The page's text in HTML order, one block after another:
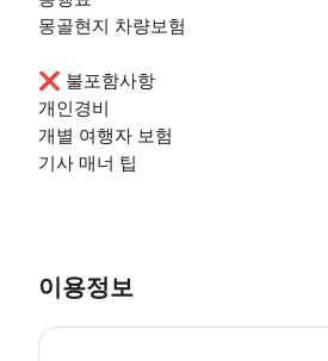
몽골현지 차량보험
❌ 불포함사항
개인경비
개별 여행자 보험
기사 매너 팁
이용정보